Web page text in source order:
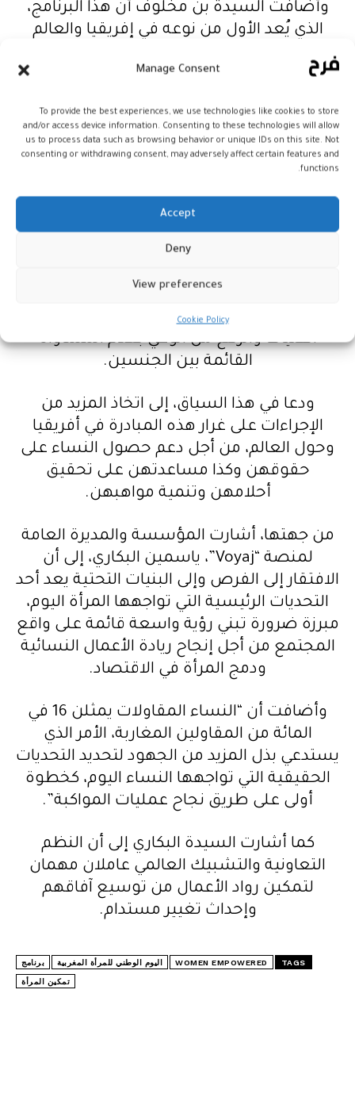
Manage Consent
To provide the best experiences, we use technologies like cookies to store
and/or access device information. Consenting to these technologies will allow
us to process data such as browsing behavior or unique IDs on this site. Not
consenting or withdrawing consent, may adversely affect certain features and
functions.
Accept
Deny
View preferences
Cookie Policy
وأضافت السيدة بن مخلوف أن هذا البرنامج،
الذي يُعد الأول من نوعه في إفريقيا والعالم
بين الجنسين وقدرة النساء على التكيف
المغربي، كما أنه دليل على الرغبة المشتركة
لتكنوبارك ؛و “MentorCloud” و “Voyaj”، لدعم
المسار المهني للنساء في المغرب وعبر العالم
من جانبه، قال المؤسس والمدير العام
بغرض دعم خلق المزيد من الفرص لفائدة
الفتيات والرفع من الوعي بعدم المساواة
القائمة بين الجنسين.
ودعا في هذا السياق، إلى اتخاذ المزيد من
الإجراءات على غرار هذه المبادرة في أفريقيا
وحول العالم، من أجل دعم حصول النساء على
حقوقهن وكذا مساعدتهن على تحقيق
أحلامهن وتنمية مواهبهن.
من جهتها، أشارت المؤسسة والمديرة العامة
لمنصة “Voyaj”، ياسمين البكاري، إلى أن
الافتقار إلى الفرص وإلى البنيات التحتية يعد أحد
التحديات الرئيسية التي تواجهها المرأة اليوم،
مبرزة ضرورة تبني رؤية واسعة قائمة على واقع
المجتمع من أجل إنجاح ريادة الأعمال النسائية
ودمج المرأة في الاقتصاد.
وأضافت أن “النساء المقاولات يمثلن 16 في
المائة من المقاولين المغاربة، الأمر الذي
يستدعي بذل المزيد من الجهود لتحديد التحديات
الحقيقية التي تواجهها النساء اليوم، كخطوة
أولى على طريق نجاح عمليات المواكبة”.
كما أشارت السيدة البكاري إلى أن النظم
التعاونية والتشبيك العالمي عاملان مهمان
لتمكين رواد الأعمال من توسيع آفاقهم
وإحداث تغيير مستدام.
TAGS
WOMEN EMPOWERED اليوم الوطني للمرأة المغربية برنامج
تمكين المرأة